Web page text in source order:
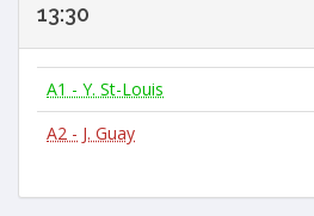
13:30
A1 - Y. St-Louis
A2 - J. Guay